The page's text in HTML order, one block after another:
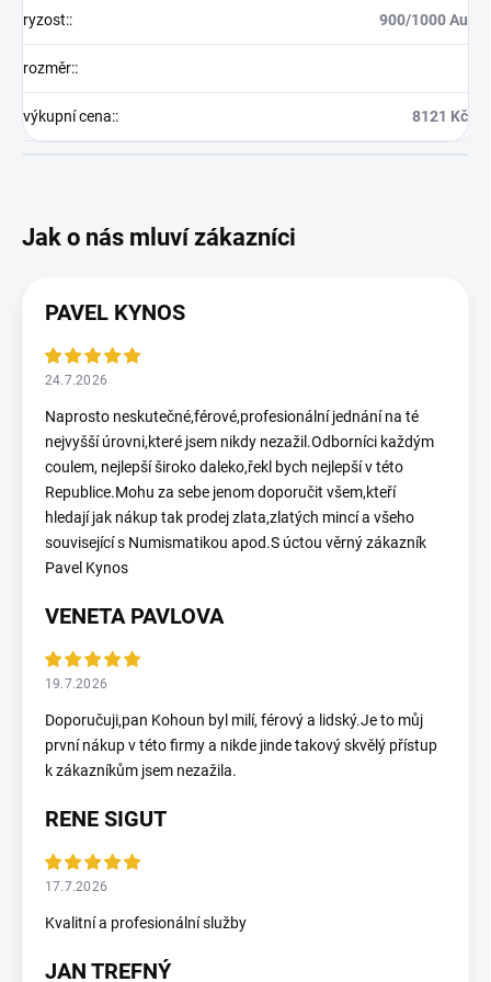
ryzost:: 900/1000 Au
rozměr::
výkupní cena:: 8121 Kč
PAVEL KYNOS
24.7.2026
Naprosto neskutečné,férové,profesionální jednání na té
nejvyšší úrovni,které jsem nikdy nezažil.Odborníci každým
coulem, nejlepší široko daleko,řekl bych nejlepší v této
Republice.Mohu za sebe jenom doporučit všem,kteří
hledají jak nákup tak prodej zlata,zlatých mincí a všeho
související s Numismatikou apod.S úctou věrný zákazník
Pavel Kynos
VENETA PAVLOVA
19.7.2026
Doporučuji,pan Kohoun byl milí, férový a lidský.Je to můj
první nákup v této firmy a nikde jinde takový skvělý přístup
k zákazníkům jsem nezažila.
RENE SIGUT
17.7.2026
Kvalitní a profesionální služby
JAN TREFNÝ